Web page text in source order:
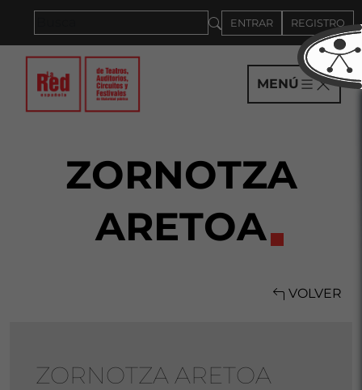
ENTRAR REGISTRO
MENÚ
ZORNOTZA
ARETOA
VOLVER
ZORNOTZA ARETOA